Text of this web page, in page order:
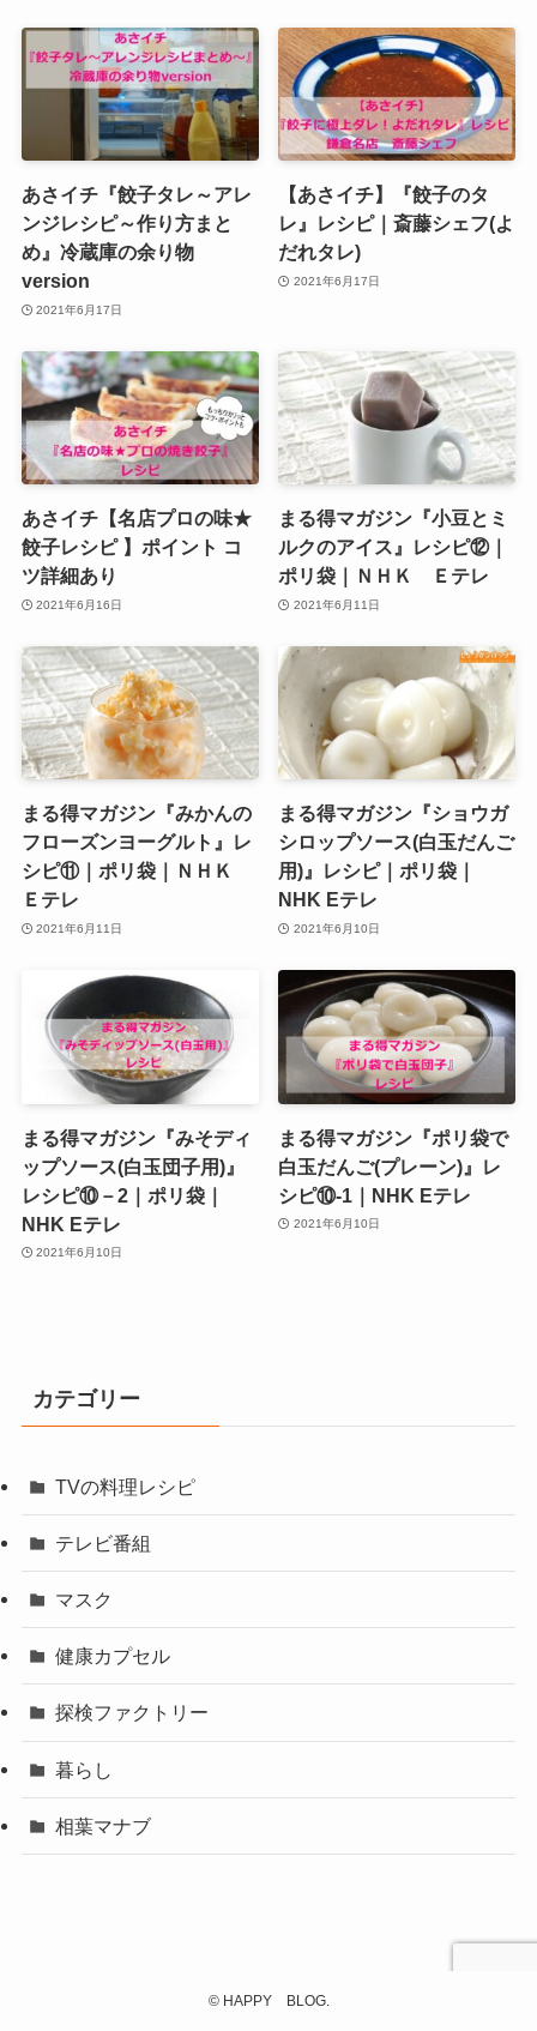
あさイチ『餃子タレ～アレ
ンジレシピ～作り方まと
め』冷蔵庫の余り物
version
2021年6月17日
【あさイチ】『餃子のタ
レ』レシピ｜斎藤シェフ(よ
だれタレ)
2021年6月17日
あさイチ【名店プロの味★
餃子レシピ 】ポイント コ
ツ詳細あり
2021年6月16日
まる得マガジン『小豆とミ
ルクのアイス』レシピ⑫｜
ポリ袋｜ＮＨＫ Ｅテレ
2021年6月11日
まる得マガジン『みかんの
フローズンヨーグルト』レ
シピ⑪｜ポリ袋｜ＮＨＫ
Ｅテレ
2021年6月11日
まる得マガジン『ショウガ
シロップソース(白玉だんご
用)』レシピ｜ポリ袋｜
NHK Eテレ
2021年6月10日
まる得マガジン『みそディ
ップソース(白玉団子用)』
レシピ⑩－2｜ポリ袋｜
NHK Eテレ
2021年6月10日
まる得マガジン『ポリ袋で
白玉だんご(プレーン)』レ
シピ⑩‐1｜NHK Eテレ
2021年6月10日
カテゴリー
TVの料理レシピ
テレビ番組
マスク
健康カプセル
探検ファクトリー
暮らし
相葉マナブ
©HAPPY BLOG.